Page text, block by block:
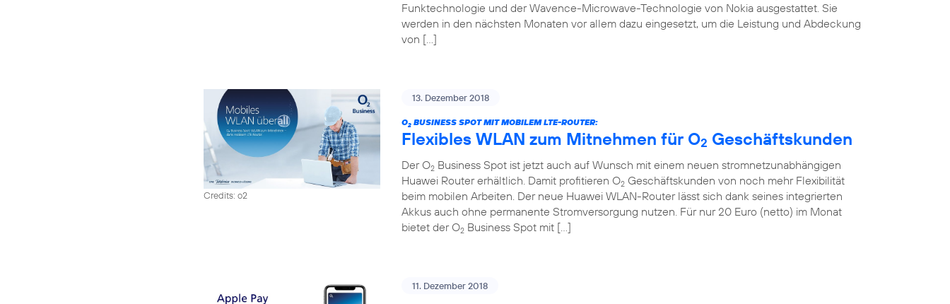
Funktechnologie und der Wavence-Microwave-Technologie von Nokia ausgestattet. Sie
werden in den nächsten Monaten vor allem dazu eingesetzt, um die Leistung und Abdeckung
von […]
Credits: o2
13. Dezember 2018
O2 BUSINESS SPOT MIT MOBILEM LTE-ROUTER:
Flexibles WLAN zum Mitnehmen für O2 Geschäftskunden
Der O2 Business Spot ist jetzt auch auf Wunsch mit einem neuen stromnetzunabhängigen
Huawei Router erhältlich. Damit profitieren O2 Geschäftskunden von noch mehr Flexibilität
beim mobilen Arbeiten. Der neue Huawei WLAN-Router lässt sich dank seines integrierten
Akkus auch ohne permanente Stromversorgung nutzen. Für nur 20 Euro (netto) im Monat
bietet der O2 Business Spot mit […]
11. Dezember 2018